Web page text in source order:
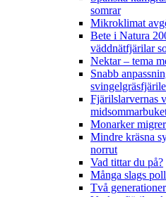
somrar
Mikroklimat
Bete i Natura
väddnätfjärilar
Nektar – tema
Snabb
Fjärilslarvernas
Monarker
Mindre kräsna
norrut
Vad tittar du på?
Många slags
Två